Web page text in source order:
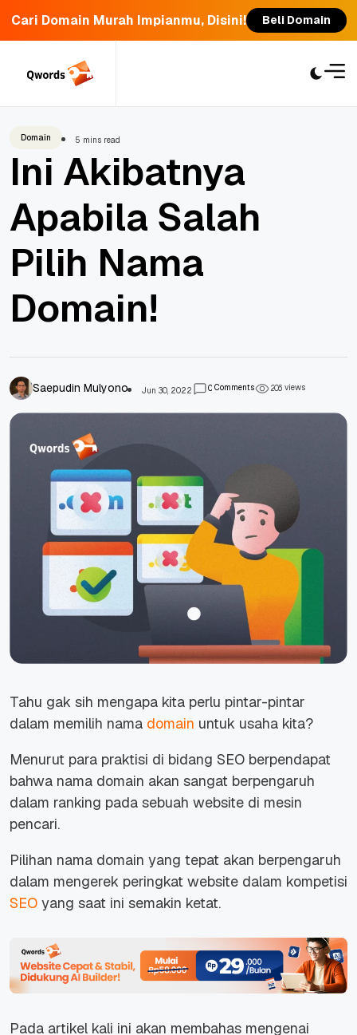
Cari Domain Murah Impianmu, Disini! Beli Domain
Domain 5 mins read
Ini Akibatnya
Apabila Salah
Pilih Nama
Domain!
Saepudin Mulyono Jun 30, 2022 0Comments 206views
Tahu gak sih mengapa kita perlu pintar-pintar
dalam memilih nama domain untuk usaha kita?
Menurut para praktisi di bidang SEO berpendapat
bahwa nama domain akan sangat berpengaruh
dalam ranking pada sebuah website di mesin
pencari.
Pilihan nama domain yang tepat akan berpengaruh
dalam mengerek peringkat website dalam kompetisi
SEO yang saat ini semakin ketat.
Pada artikel kali ini akan membahas mengenai